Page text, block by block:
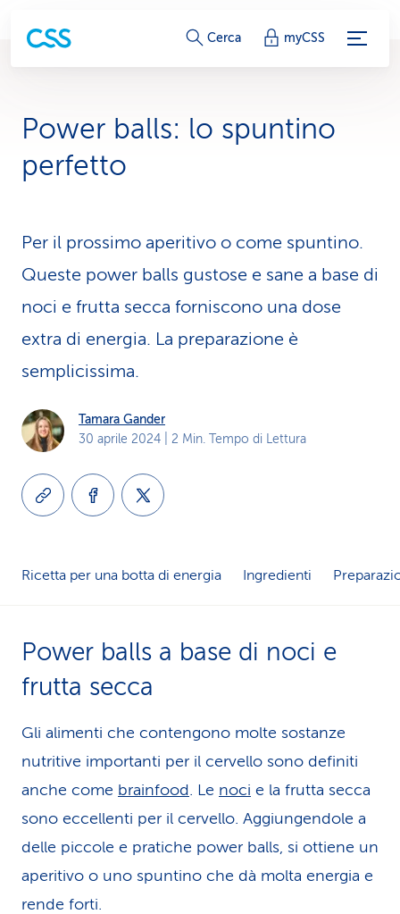
c
l
a
m
i
e
i
o
Cerca myCSS
Power balls: lo spuntino
perfetto
Per il prossimo aperitivo o come spuntino.
Queste power balls gustose e sane a base di
noci e frutta secca forniscono una dose
extra di energia. La preparazione è
semplicissima.
Tamara Gander
30 aprile 2024 | 2 Min. Tempo di Lettura
Ricetta per una botta di energia Ingredienti
Power balls a base di noci e
frutta secca
Gli alimenti che contengono molte sostanze
nutritive importanti per il cervello sono definiti
anche come brainfood. Le noci e la frutta secca
sono eccellenti per il cervello. Aggiungendole a
delle piccole e pratiche power balls, si ottiene un
aperitivo o uno spuntino che dà molta energia e
rende forti.